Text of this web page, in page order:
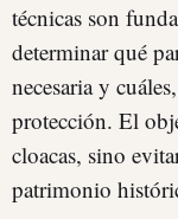
técnicas son
determinar qué
necesaria y
protección. El
cloacas, sino
patrimonio